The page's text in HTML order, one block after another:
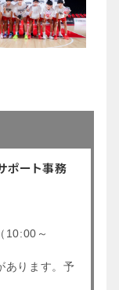
ポート事務
10:00～
あります。予